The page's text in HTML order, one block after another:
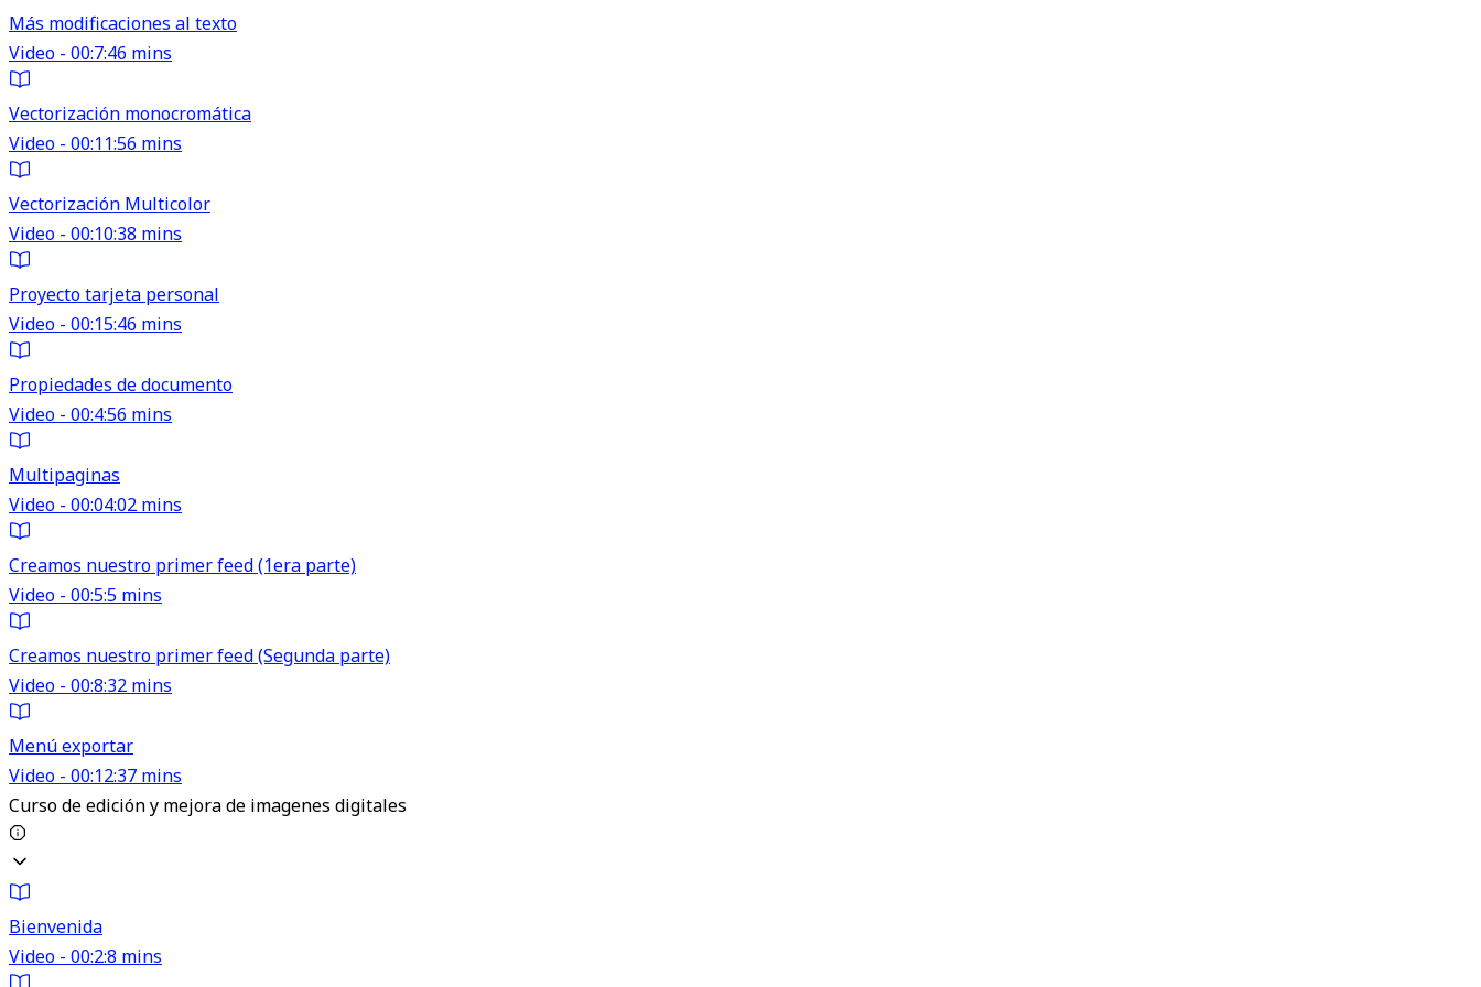
Más modificaciones al texto
Video - 00:7:46 mins
Vectorización monocromática
Video - 00:11:56 mins
Vectorización Multicolor
Video - 00:10:38 mins
Proyecto tarjeta personal
Video - 00:15:46 mins
Propiedades de documento
Video - 00:4:56 mins
Multipaginas
Video - 00:04:02 mins
Creamos nuestro primer feed (1era parte)
Video - 00:5:5 mins
Creamos nuestro primer feed (Segunda parte)
Video - 00:8:32 mins
Menú exportar
Video - 00:12:37 mins
Curso de edición y mejora de imagenes digitales
Bienvenida
Video - 00:2:8 mins